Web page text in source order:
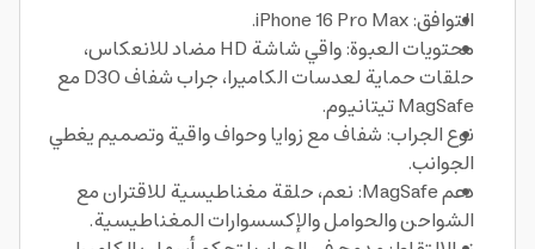
التوافق: iPhone 16 Pro Max.
محتويات العبوة: واقي شاشة HD مضاد للانعكاس،
حلقات حماية لعدسات الكاميرا، جراب شفاف D3O مع
MagSafe تيتانيوم.
نوع الجراب: شفاف مع زوايا وحواف واقية وتصميم يغطي
الجوانب.
دعم MagSafe: نعم، حلقة مغناطيسية للاقتران مع
الشواحن والحوامل والإكسسوارات المغناطيسية.